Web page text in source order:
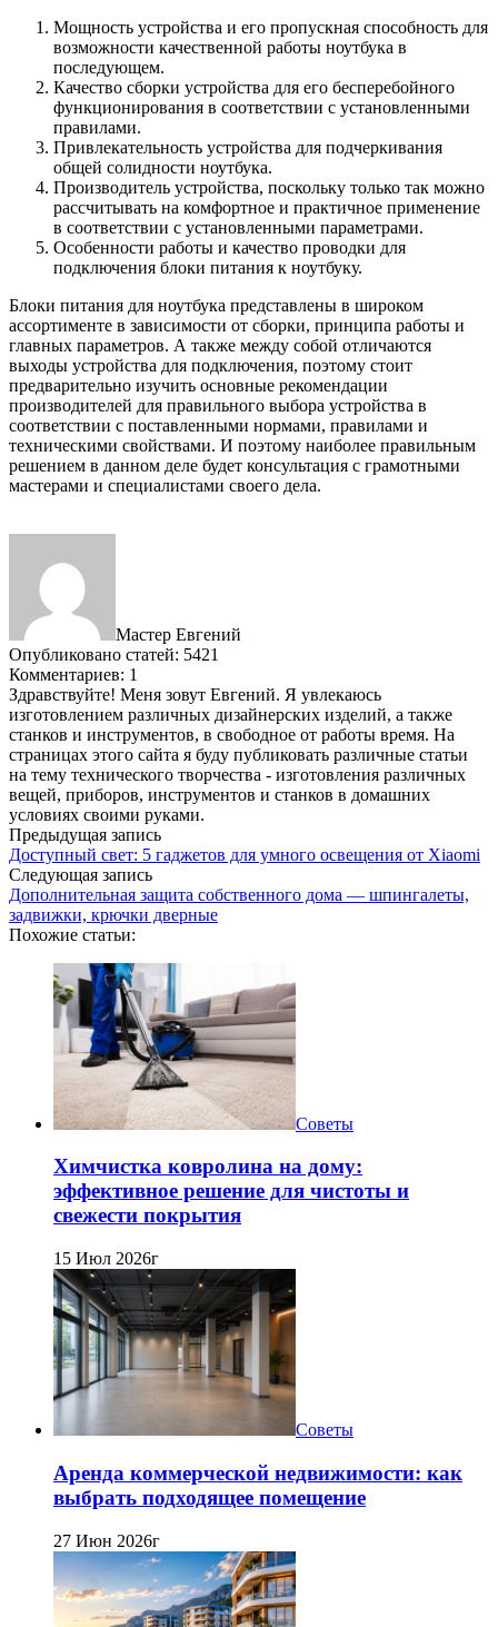
Мощность устройства и его пропускная способность для
возможности качественной работы ноутбука в
последующем.
Качество сборки устройства для его бесперебойного
функционирования в соответствии с установленными
правилами.
Привлекательность устройства для подчеркивания
общей солидности ноутбука.
Производитель устройства, поскольку только так можно
рассчитывать на комфортное и практичное применение
в соответствии с установленными параметрами.
Особенности работы и качество проводки для
подключения блоки питания к ноутбуку.
Блоки питания для ноутбука представлены в широком
ассортименте в зависимости от сборки, принципа работы и
главных параметров. А также между собой отличаются
выходы устройства для подключения, поэтому стоит
предварительно изучить основные рекомендации
производителей для правильного выбора устройства в
соответствии с поставленными нормами, правилами и
техническими свойствами. И поэтому наиболее правильным
решением в данном деле будет консультация с грамотными
мастерами и специалистами своего дела.
Мастер Евгений
Опубликовано статей: 5421
Комментариев: 1
Здравствуйте! Меня зовут Евгений. Я увлекаюсь
изготовлением различных дизайнерских изделий, а также
станков и инструментов, в свободное от работы время. На
страницах этого сайта я буду публиковать различные статьи
на тему технического творчества - изготовления различных
вещей, приборов, инструментов и станков в домашних
условиях своими руками.
Предыдущая запись
Доступный свет: 5 гаджетов для умного освещения от Xiaomi
Следующая запись
Дополнительная защита собственного дома — шпингалеты,
задвижки, крючки дверные
Похожие статьи:
Советы
Химчистка ковролина на дому:
эффективное решение для чистоты и
свежести покрытия
15 Июл 2026г
Советы
Аренда коммерческой недвижимости: как
выбрать подходящее помещение
27 Июн 2026г